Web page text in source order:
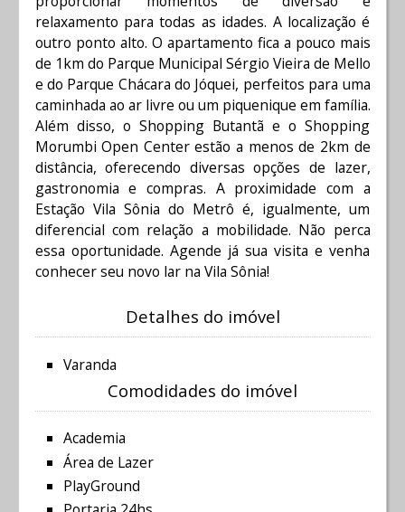
relaxamento para todas as idades. A localização é
outro ponto alto. O apartamento fica a pouco mais
de 1km do Parque Municipal Sérgio Vieira de Mello
e do Parque Chácara do Jóquei, perfeitos para uma
caminhada ao ar livre ou um piquenique em família.
Além disso, o Shopping Butantã e o Shopping
Morumbi Open Center estão a menos de 2km de
distância, oferecendo diversas opções de lazer,
gastronomia e compras. A proximidade com a
Estação Vila Sônia do Metrô é, igualmente, um
diferencial com relação a mobilidade. Não perca
essa oportunidade. Agende já sua visita e venha
conhecer seu novo lar na Vila Sônia!
Detalhes do imóvel
Varanda
Comodidades do imóvel
Academia
Área de Lazer
PlayGround